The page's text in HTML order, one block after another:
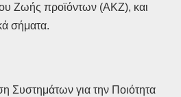
Ζωής προϊόντων (ΑΚΖ), και
σήματα.
Συστημάτων για την Ποιότητα